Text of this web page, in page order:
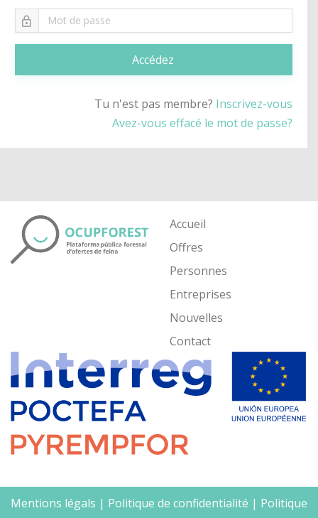
Accédez
Tu n'est pas membre? Inscrivez-vous
Avez-vous effacé le mot de passe?
Accueil
Offres
Personnes
Entreprises
Nouvelles
Contact
Mentions légals | Politique de confidentialité | Politique